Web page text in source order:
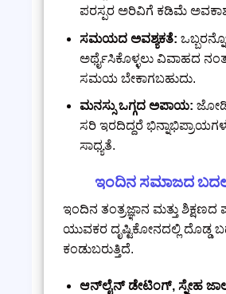
ಪರಸ್ಪರ ಅರಿವಿಗೆ ಕಡಿಮೆ
ಸಮಯದ ಅವಶ್ಯಕತೆ:
ಅರ್ಥೈಸಿಕೊಳ್ಳಲು ವಿವಾಹದ
ಸಮಯ ಬೇಕಾಗಬಹುದು.
ಮನಸ್ಸು ಒಗ್ಗದ ಅಪಾಯ:
ಸರಿ ಇರದಿದ್ದರೆ
ಸಾಧ್ಯತೆ.
ಇಂದಿನ ಸಮಾಜದ
ಇಂದಿನ ತಂತ್ರಜ್ಞಾನ ಮತ್ತು
ಯುವಕರ ದೃಷ್ಟಿಕೋನದಲ್ಲಿ ದೊಡ್ಡ
ಕಂಡುಬರುತ್ತಿದೆ.
ಆನ್‌ಲೈನ್ ಡೇಟಿಂಗ್, ಸ್ನೇಹ